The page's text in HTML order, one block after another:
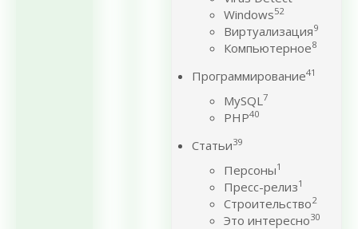
Windows52
Виртуализация9
Компьютерное8
Программирование41
MySQL7
PHP40
Статьи39
Персоны1
Пресс-релиз1
Строительство2
Это интересно30